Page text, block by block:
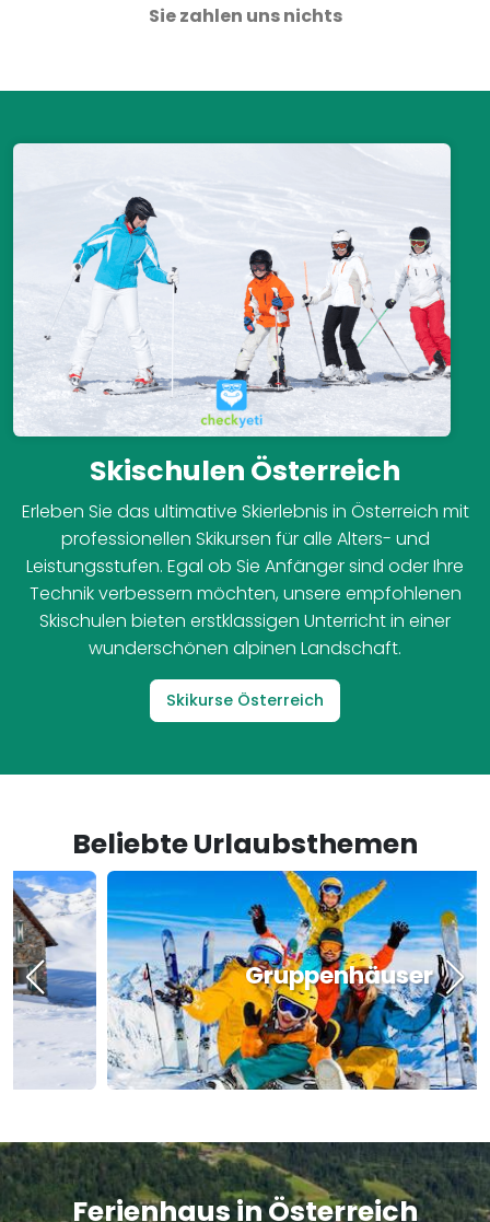
Sie zahlen uns nichts
Skischulen Österreich
Erleben Sie das ultimative Skierlebnis in Österreich mit
professionellen Skikursen für alle Alters- und
Leistungsstufen. Egal ob Sie Anfänger sind oder Ihre
Technik verbessern möchten, unsere empfohlenen
Skischulen bieten erstklassigen Unterricht in einer
wunderschönen alpinen Landschaft.
Skikurse Österreich
Beliebte Urlaubsthemen
Gruppenhäuser
Ferienhaus in Österreich